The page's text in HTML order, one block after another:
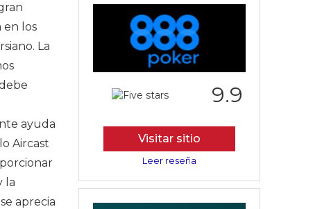
en los
La
ayuda
Aircast
la
aprecia
9.9
Visitar sitio
Leer reseña